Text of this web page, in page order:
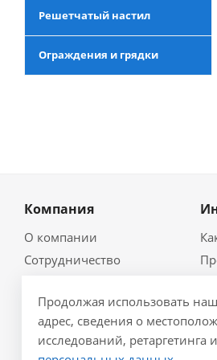
Решетчатый настил
Ограждения и грядки
Компания
О компании
Сотрудничество
Контакты
Политика
Реквизиты
Продолжая использовать
адрес, сведения о
исследований,